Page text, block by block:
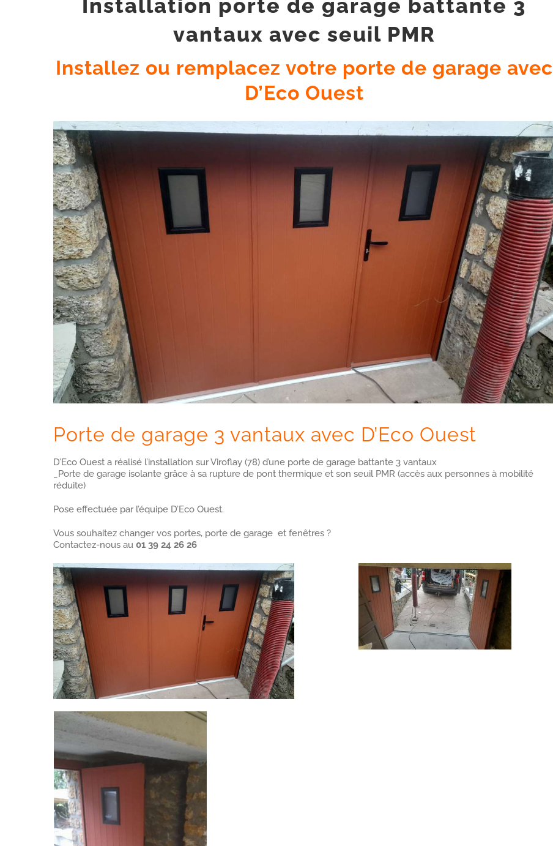
Installation porte de garage battante 3
vantaux avec seuil PMR
Installez ou remplacez votre porte de garage avec
D’Eco Ouest
Porte de garage 3 vantaux avec D’Eco Ouest
D’Eco Ouest a réalisé l’installation sur Viroflay (78) d’une porte de garage battante 3 vantaux
_Porte de garage isolante grâce à sa rupture de pont thermique et son seuil PMR (accès aux personnes à mobilité
réduite)
Pose effectuée par l’équipe D’Eco Ouest.
Vous souhaitez changer vos portes, porte de garage et fenêtres ?
Contactez-nous au 01 39 24 26 26